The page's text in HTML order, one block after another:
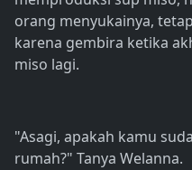
orang menyukainya,
karena gembira ketika
miso lagi.
"Asagi, apakah kamu
rumah?" Tanya Welanna.